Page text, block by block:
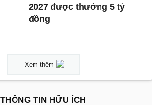
2027 được thưởng 5 tỷ
đồng
Xem thêm
THÔNG TIN HỮU ÍCH